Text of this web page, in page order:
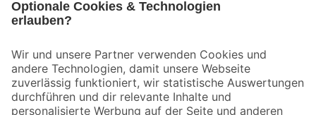
Der toom Newsletter: Keine Angebote und Aktionen mehr verpassen!
Zur Newsletter Anmeldung
Folge uns